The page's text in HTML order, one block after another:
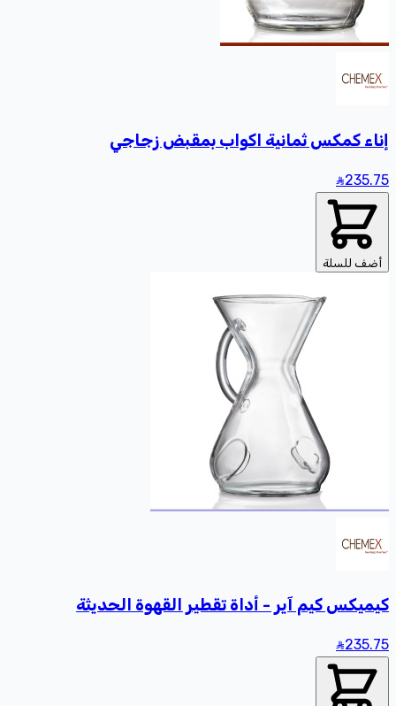
إناء كمكس ثمانية اكواب بمقبض زجاجي
235.75
أضف للسلة
كيميكس كيم آير - أداة تقطير القهوة الحديثة
235.75